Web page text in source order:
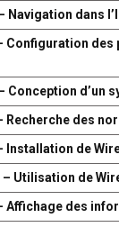
Navigation dans
Configuration
Conception d’un
Recherche des
Installation de
Utilisation de
Affichage des